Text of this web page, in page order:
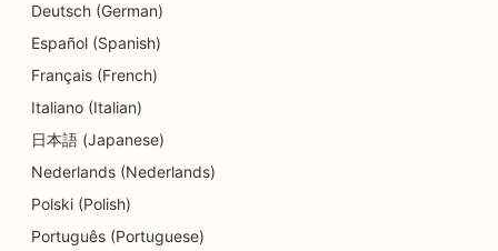
SEO pre služby dlhového poradenstva
SEO pre Delis
SEO pre služby dermabrázie
SEO pre obchody s detailmi
Deutsch (German)
Español (Spanish)
Français (French)
Italiano (Italian)
日本語 (Japanese)
Nederlands (Nederlands)
Polski (Polish)
Português (Portuguese)